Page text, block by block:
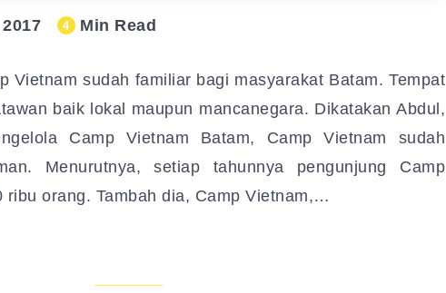
4 Min Read
Vietnam sudah familiar bagi masyarakat Batam. Tempat
baik lokal maupun mancanegara. Dikatakan Abdul,
Camp Vietnam Batam, Camp Vietnam sudah
Menurutnya, setiap tahunnya pengunjung Camp
ribu orang. Tambah dia, Camp Vietnam,…